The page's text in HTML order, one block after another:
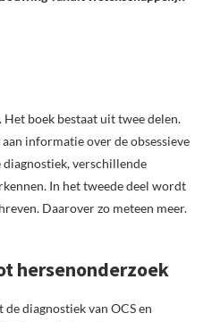
boek bestaat uit twee delen.
informatie over de obsessieve
diagnostiek, verschillende
In het tweede deel wordt
Daarover zo meteen meer.
hersenonderzoek
diagnostiek van OCS en